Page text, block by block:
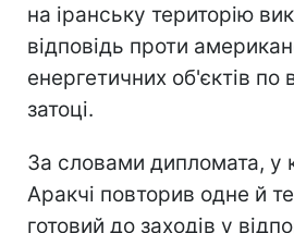
на іранську територію
відповідь проти
енергетичних об'єктів по
затоці.
За словами дипломата, у
Аракчі повторив одне й
готовий до заходів у